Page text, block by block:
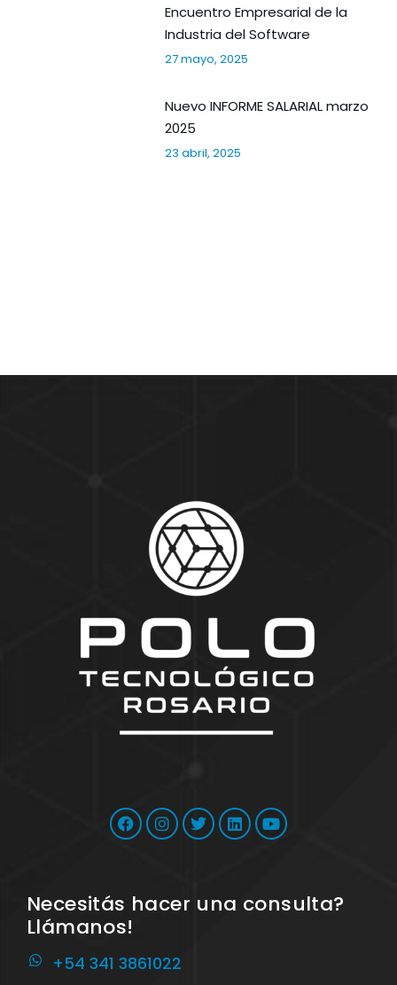
Encuentro Empresarial de la
Industria del Software
27 mayo, 2025
Nuevo INFORME SALARIAL marzo
2025
23 abril, 2025
Necesitás hacer una consulta?
Llámanos!
+54 341 3861022